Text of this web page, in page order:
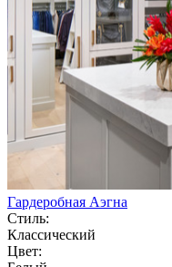
Гардеробная Аэгна
Стиль:
Классический
Цвет: